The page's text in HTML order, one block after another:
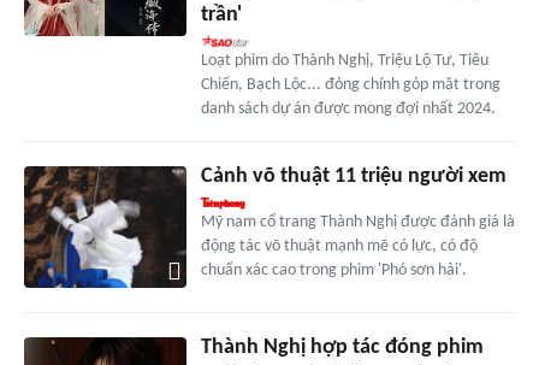
trần'
Loạt phim do Thành Nghị, Triệu Lộ Tư, Tiêu
Chiến, Bạch Lộc... đóng chính góp mặt trong
danh sách dự án được mong đợi nhất 2024.
Cảnh võ thuật 11 triệu người xem
Mỹ nam cổ trang Thành Nghị được đánh giá là
động tác võ thuật mạnh mẽ có lực, có độ
chuẩn xác cao trong phim 'Phó sơn hải'.
Thành Nghị hợp tác đóng phim